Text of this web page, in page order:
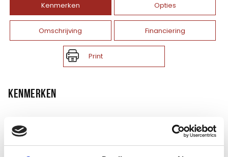
Kenmerken Opties
Omschrijving Financiering
Print
KENMERKEN
Model